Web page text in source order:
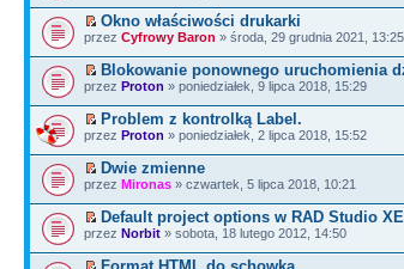
Okno właściwości drukarki
przez Cyfrowy Baron » środa, 29 grudnia 2021, 13:25
Blokowanie ponownego uruchomienia
przez Proton » poniedziałek, 9 lipca 2018, 15:29
Problem z kontrolką Label.
przez Proton » poniedziałek, 2 lipca 2018, 15:52
Dwie zmienne
przez Mironas » czwartek, 5 lipca 2018, 10:21
Default project options w RAD Studio
przez Norbit » sobota, 18 lutego 2012, 14:50